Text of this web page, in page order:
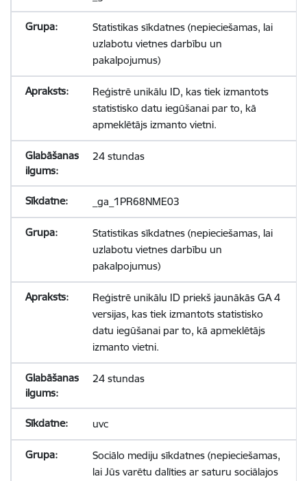
Statistikas sīkdatnes (nepieciešamas, lai
uzlabotu vietnes darbību un
pakalpojumus)
Reģistrē unikālu ID, kas tiek izmantots
statistisko datu iegūšanai par to, kā
apmeklētājs izmanto vietni.
24 stundas
_ga_1PR68NME03
Statistikas sīkdatnes (nepieciešamas, lai
uzlabotu vietnes darbību un
pakalpojumus)
Reģistrē unikālu ID priekš jaunākās GA 4
versijas, kas tiek izmantots statistisko
datu iegūšanai par to, kā apmeklētājs
izmanto vietni.
24 stundas
uvc
Sociālo mediju sīkdatnes (nepieciešamas,
lai Jūs varētu dalīties ar saturu sociālajos